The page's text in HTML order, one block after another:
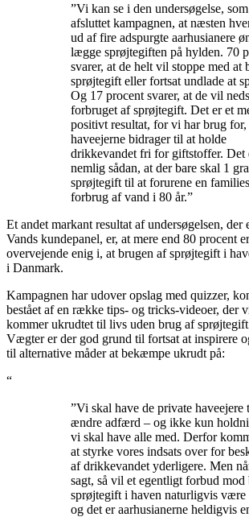
”Vi kan se i den undersøgelse,
afsluttet kampagnen, at næsten
ud af fire adspurgte aarhusianere
lægge sprøjtegiften på hylden. 70
svarer, at de helt vil stoppe med at
sprøjtegift eller fortsat undlade at
Og 17 procent svarer, at de vil
forbruget af sprøjtegift. Det er et
positivt resultat, for vi har brug for,
haveejerne bidrager til at holde
drikkevandet fri for giftstoffer. Det
nemlig sådan, at der bare skal 1
sprøjtegift til at forurene en families
forbrug af vand i 80 år.”
Et andet markant resultat af undersøgelsen, der
Vands kundepanel, er, at mere end 80 procent
overvejende enig i, at brugen af sprøjtegift i
i Danmark.
Kampagnen har udover opslag med quizzer,
bestået af en række tips- og tricks-videoer, der
kommer ukrudtet til livs uden brug af
Vægter er der god grund til fortsat at inspirere
til alternative måder at bekæmpe ukrudt på:
“
”Vi skal have de private haveejere
ændre adfærd – og ikke kun
vi skal have alle med. Derfor
at styrke vores indsats over for
af drikkevandet yderligere. Men
sagt, så vil et egentligt forbud mod
sprøjtegift i haven naturligvis være
og det er aarhusianerne heldigvis